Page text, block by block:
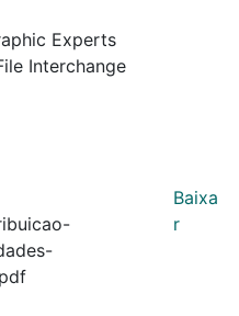
Experts
Interchange
Baixa
r